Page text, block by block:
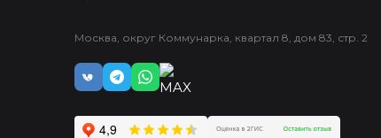
Москва, округ Коммунарка, квартал 8, дом 83, стр. 2